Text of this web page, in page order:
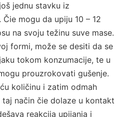
jednu stavku iz
mogu da upiju 10 – 12
na svoju težinu suve mase.
formi, može se desiti da se
tokom konzumacije, te u
prouzrokovati gušenje.
količinu i zatim odmah
način čie dolaze u kontakt
reakcija upijanja i